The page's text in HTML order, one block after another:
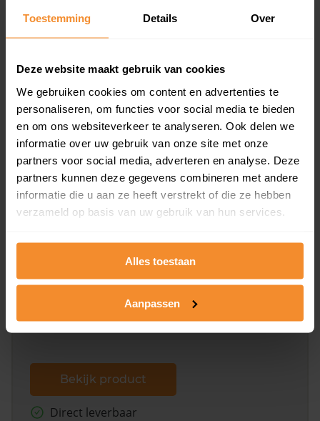
Toestemming Details Over
Deze website maakt gebruik van cookies
We gebruiken cookies om content en advertenties te
personaliseren, om functies voor social media te bieden
en om ons websiteverkeer te analyseren. Ook delen we
informatie over uw gebruik van onze site met onze
partners voor social media, adverteren en analyse. Deze
partners kunnen deze gegevens combineren met andere
informatie die u aan ze heeft verstrekt of die ze hebben
verzameld op basis van uw gebruik van hun services.
Alles toestaan
Aanpassen
Een overzicht van alle verkochte woningen (koopsom
en koopdatum) binnen een postcodegebied. Dit
Bekijk product
Direct leverbaar
Een uitgebreid overzicht van het perceel en
dit inclusief de luchtfoto!
Bekijk product
Direct leverbaar